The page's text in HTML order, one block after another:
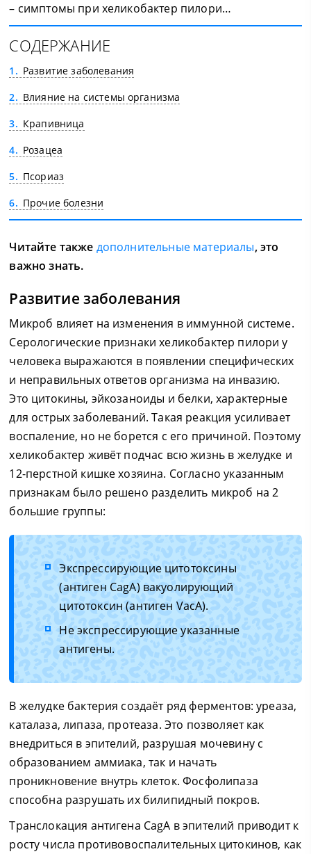
– симптомы при хеликобактер пилори…
СОДЕРЖАНИЕ
1
Развитие заболевания
2
Влияние на системы организма
3
Крапивница
4
Розацеа
5
Псориаз
6
Прочие болезни
Читайте также дополнительные материалы, это
важно знать.
Развитие заболевания
Микроб влияет на изменения в иммунной системе.
Серологические признаки хеликобактер пилори у
человека выражаются в появлении специфических
и неправильных ответов организма на инвазию.
Это цитокины, эйкозаноиды и белки, характерные
для острых заболеваний. Такая реакция усиливает
воспаление, но не борется с его причиной. Поэтому
хеликобактер живёт подчас всю жизнь в желудке и
12-перстной кишке хозяина. Согласно указанным
признакам было решено разделить микроб на 2
большие группы:
Экспрессирующие цитотоксины
(антиген CagA) вакуолирующий
цитотоксин (антиген VacA).
Не экспрессирующие указанные
антигены.
В желудке бактерия создаёт ряд ферментов: уреаза,
каталаза, липаза, протеаза. Это позволяет как
внедриться в эпителий, разрушая мочевину с
образованием аммиака, так и начать
проникновение внутрь клеток. Фосфолипаза
способна разрушать их билипидный покров.
Транслокация антигена CagA в эпителий приводит к
росту числа противовоспалительных цитокинов, как